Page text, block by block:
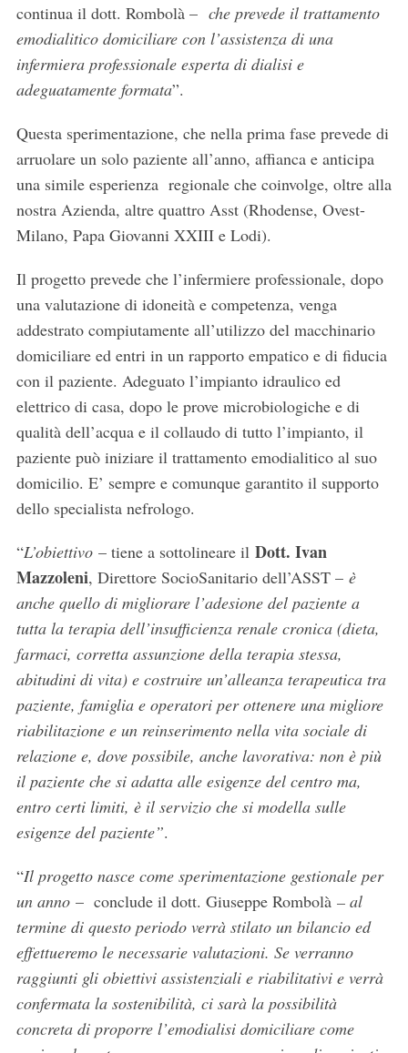
continua il dott. Rombolà – che prevede il trattamento
emodialitico domiciliare con l’assistenza di una
infermiera professionale esperta di dialisi e
adeguatamente formata”.
Questa sperimentazione, che nella prima fase prevede di
arruolare un solo paziente all’anno, affianca e anticipa
una simile esperienza regionale che coinvolge, oltre alla
nostra Azienda, altre quattro Asst (Rhodense, Ovest-
Milano, Papa Giovanni XXIII e Lodi).
Il progetto prevede che l’infermiere professionale, dopo
una valutazione di idoneità e competenza, venga
addestrato compiutamente all’utilizzo del macchinario
domiciliare ed entri in un rapporto empatico e di fiducia
con il paziente. Adeguato l’impianto idraulico ed
elettrico di casa, dopo le prove microbiologiche e di
qualità dell’acqua e il collaudo di tutto l’impianto, il
paziente può iniziare il trattamento emodialitico al suo
domicilio. E’ sempre e comunque garantito il supporto
dello specialista nefrologo.
“L’obiettivo – tiene a sottolineare il Dott. Ivan
Mazzoleni, Direttore SocioSanitario dell’ASST – è
anche quello di migliorare l’adesione del paziente a
tutta la terapia dell’insufficienza renale cronica (dieta,
farmaci, corretta assunzione della terapia stessa,
abitudini di vita) e costruire un’alleanza terapeutica tra
paziente, famiglia e operatori per ottenere una migliore
riabilitazione e un reinserimento nella vita sociale di
relazione e, dove possibile, anche lavorativa: non è più
il paziente che si adatta alle esigenze del centro ma,
entro certi limiti, è il servizio che si modella sulle
esigenze del paziente”.
“Il progetto nasce come sperimentazione gestionale per
un anno – conclude il dott. Giuseppe Rombolà– al
termine di questo periodo verrà stilato un bilancio ed
effettueremo le necessarie valutazioni. Se verranno
raggiunti gli obiettivi assistenziali e riabilitativi e verrà
confermata la sostenibilità, ci sarà la possibilità
concreta di proporre l’emodialisi domiciliare come
S
a
r
c
h